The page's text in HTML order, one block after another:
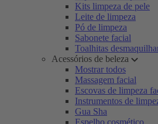
Kits limpeza de pele
Leite de limpeza
Pó de limpeza
Sabonete facial
Toalhitas
Acessórios de beleza
Mostrar todos
Massagem facial
Escovas de limpeza
Instrumentos de
Gua Sha
Espelho cosmético